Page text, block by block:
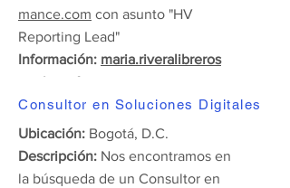
mance.com con asunto "HV
Reporting Lead"
Información: maria.riveralibreros
teleperformance.com
Consultor en Soluciones Digitales
Ubicación: Bogotá, D.C.
Descripción: Nos encontramos en
la búsqueda de un Consultor en